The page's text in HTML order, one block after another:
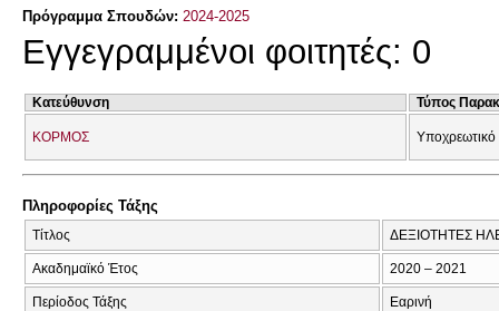
Πρόγραμμα Σπουδών: 2024-2025
Εγγεγραμμένοι φοιτητές: 0
Κατεύθυνση Τύπος
ΚΟΡΜΟΣ Υποχρεωτικό
Πληροφορίες Τάξης
Τίτλος ΔΕΞΙΟΤΗΤΕΣ
Ακαδημαϊκό Έτος 2020 – 2021
Περίοδος Τάξης Εαρινή